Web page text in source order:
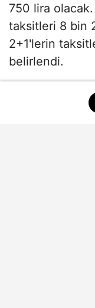
750 lira
taksitleri 8 bin
2+1'lerin
belirlendi.
İstanbul'da ise
lira, 65